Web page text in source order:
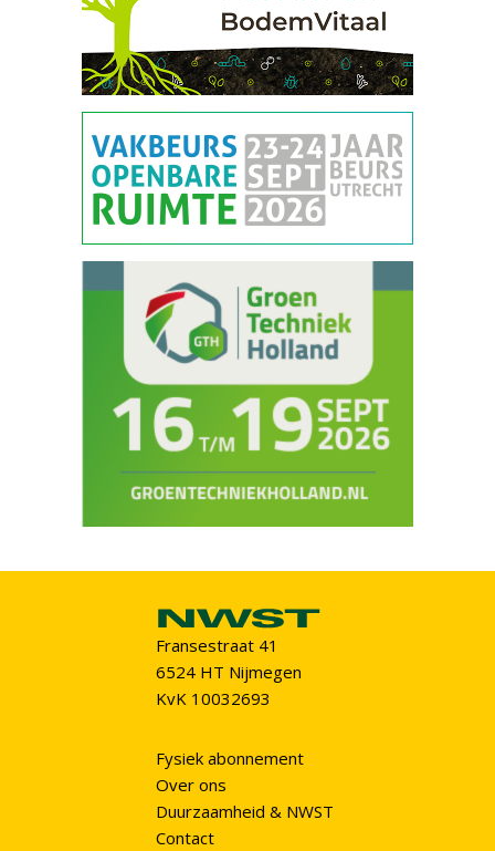
Fransestraat 41
6524 HT Nijmegen
KvK 10032693
Fysiek abonnement
Over ons
Duurzaamheid & NWST
Contact